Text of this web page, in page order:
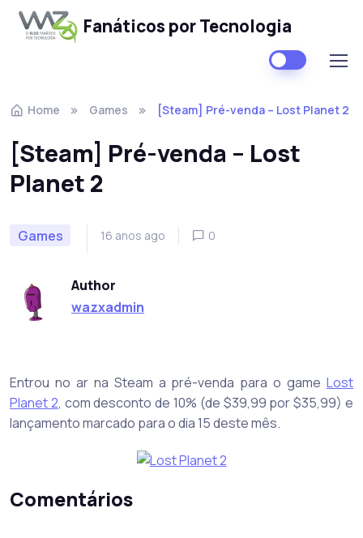
Fanáticos por Tecnologia
Home Games [Steam] Pré-venda – Lost Planet 2
[Steam] Pré-venda – Lost
Planet 2
Games 16 anos ago 0
Author
wazxadmin
Entrou no ar na Steam a pré-venda para o game Lost
Planet 2, com desconto de 10% (de $39,99 por $35,99) e
lançamento marcado para o dia 15 deste mês.
Comentários